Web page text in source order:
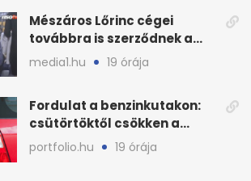
Mészáros Lőrinc cégei
továbbra is szerződnek a
közmédiával
media1.hu 19 órája
Fordulat a benzinkutakon:
csütörtöktől csökken a
benzin nagykerára
portfolio.hu 19 órája